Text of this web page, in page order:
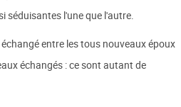
séduisantes l'une que l'autre.
entre les tous nouveaux époux
échangés : ce sont autant de